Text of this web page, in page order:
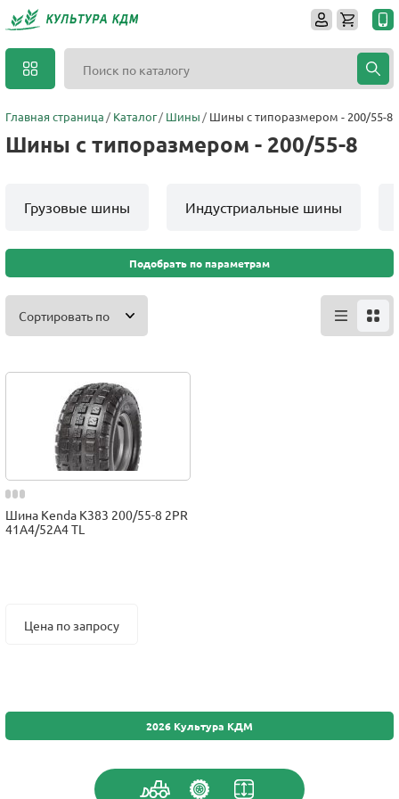
Главная страница Каталог Шины Шины с типоразмером - 200/55-8
Шины с типоразмером - 200/55-8
Грузовые шины Индустриальные шины
Подобрать по параметрам
Сортировать по
Шина Kenda K383 200/55-8 2PR
41A4/52A4 TL
Цена по запросу
2026 Культура КДМ